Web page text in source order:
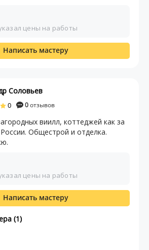
цены на работы
Написать мастеру
Соловьев
0 0отзывов
виилл, коттеджей как за
Общестрой и отделка.
цены на работы
Написать мастеру
(1)